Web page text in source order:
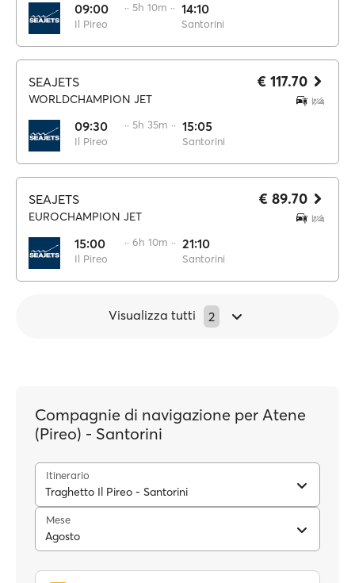
09:00
Il Pireo
·· 5h 10m ·· 14:10
Santorini
SEAJETS
WORLDCHAMPION JET
09:30
Il Pireo
·· 5h 35m ·· 15:05
Santorini
€ 117.70
SEAJETS
EUROCHAMPION JET
15:00
Il Pireo
·· 6h 10m ·· 21:10
Santorini
€ 89.70
Visualizza tutti 2
Compagnie di navigazione per Atene
(Pireo) - Santorini
Itinerario
Traghetto Il Pireo - Santorini
Mese
Agosto